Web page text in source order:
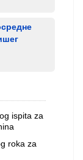
ispita za
roka za